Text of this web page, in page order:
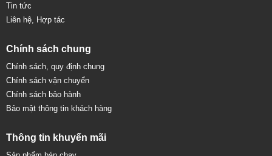
Tin tức
Liên hệ, Hợp tác
Chính sách chung
Chính sách, quy định chung
Chính sách vận chuyển
Chính sách bảo hành
Bảo mật thông tin khách hàng
Thông tin khuyến mãi